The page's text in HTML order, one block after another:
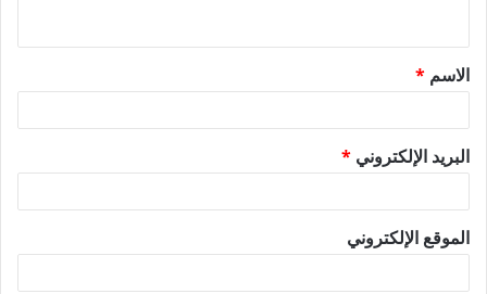
ق
*
الاسم *
البريد الإلكتروني *
الموقع الإلكتروني